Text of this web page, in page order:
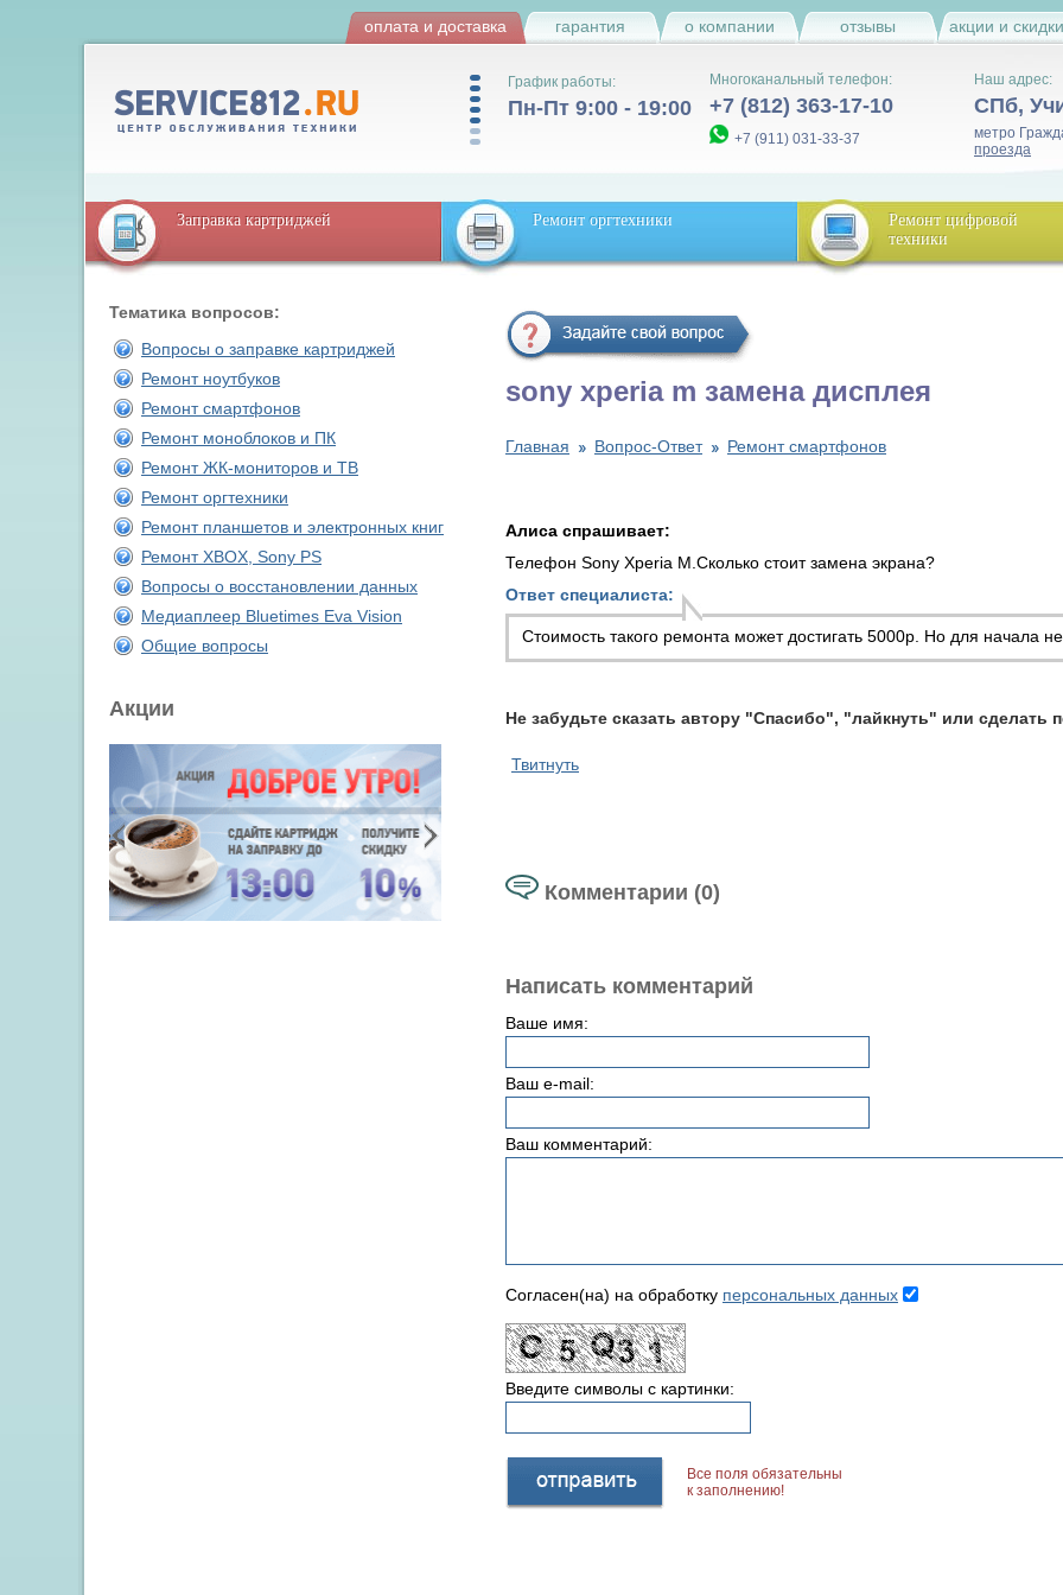
оплата и доставка гарантия о компании отзывы акции и скидки
График работы:
Пн-Пт 9:00 - 19:00
Многоканальный телефон:
+7 (812) 363-17-10
+7 (911) 031-33-37
Наш адрес:
СПб,
метро
проезда
Заправка картриджей Ремонт оргтехники
Ремонт цифровой
техники
Тематика вопросов:
Вопросы о заправке картриджей
Ремонт ноутбуков
Ремонт смартфонов
Ремонт моноблоков и ПК
Ремонт ЖК-мониторов и ТВ
Ремонт оргтехники
Ремонт планшетов и электронных книг
Ремонт XBOX, Sony PS
Вопросы о восстановлении данных
Медиаплеер Bluetimes Eva Vision
Общие вопросы
Акции
sony xperia m замена дисплея
Главная Вопрос-Ответ Ремонт смартфонов
Алиса спрашивает:
Телефон Sony Xperia M.Сколько стоит замена экрана?
Ответ специалиста:
Стоимость такого ремонта может достигать 5000р. Но для начала
Не забудьте сказать автору "Спасибо", "лайкнуть" или сделать
Твитнуть
Комментарии (0)
Написать комментарий
Ваше имя:
Ваш e-mail:
Ваш комментарий:
Согласен(на) на обработку персональных данных
Введите символы с картинки:
Все поля обязательны
к заполнению!